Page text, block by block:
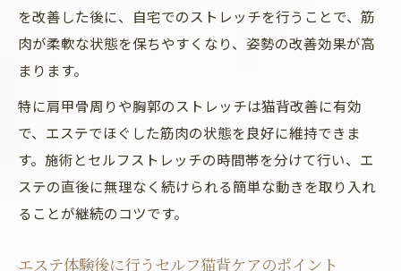
を改善した後に、自宅でのストレッチを行うことで、筋
肉が柔軟な状態を保ちやすくなり、姿勢の改善効果が高
まります。
特に肩甲骨周りや胸郭のストレッチは猫背改善に有効
で、エステでほぐした筋肉の状態を良好に維持できま
す。施術とセルフストレッチの時間帯を分けて行い、エ
ステの直後に無理なく続けられる簡単な動きを取り入れ
ることが継続のコツです。
エステ体験後に行うセルフ猫背ケアのポイント